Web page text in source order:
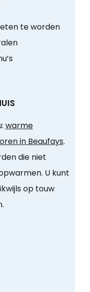
te worden
warme
in Beaufays.
die niet
U kunt
op touw